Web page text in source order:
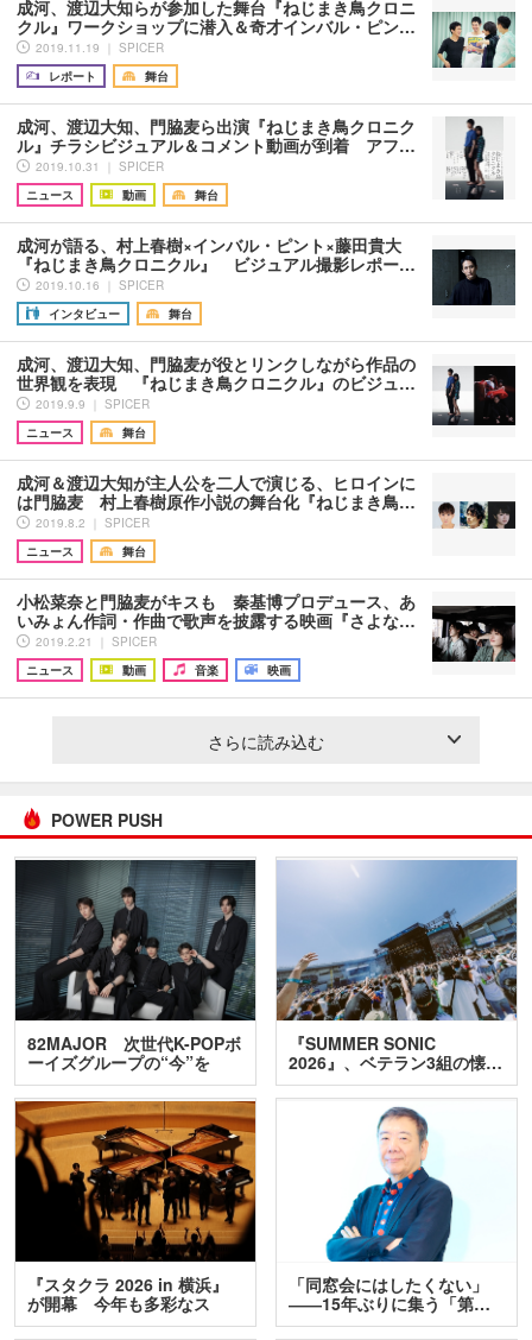
成河、渡辺大知らが参加した舞台『ねじまき鳥クロニ
クル』ワークショップに潜入＆奇才インバル・ピン…
2019.11.19 ｜ SPICER
レポート
舞台
成河、渡辺大知、門脇麦ら出演『ねじまき鳥クロニク
ル』チラシビジュアル＆コメント動画が到着 アフ…
2019.10.31 ｜ SPICER
ニュース
動画 舞台
成河が語る、村上春樹×インバル・ピント×藤田貴大
『ねじまき鳥クロニクル』 ビジュアル撮影レポー…
2019.10.16 ｜ SPICER
インタビュー
舞台
成河、渡辺大知、門脇麦が役とリンクしながら作品の
世界観を表現 『ねじまき鳥クロニクル』のビジュ…
2019.9.9 ｜ SPICER
ニュース
舞台
成河＆渡辺大知が主人公を二人で演じる、ヒロインに
は門脇麦 村上春樹原作小説の舞台化『ねじまき鳥…
2019.8.2 ｜ SPICER
ニュース
舞台
小松菜奈と門脇麦がキスも 秦基博プロデュース、あ
いみょん作詞・作曲で歌声を披露する映画『さよな…
2019.2.21 ｜ SPICER
ニュース
動画 音楽 映画
さらに読み込む
POWER PUSH
82MAJOR 次世代K-POPボ
ーイズグループの“今”を
訊…
『SUMMER SONIC
2026』、ベテラン3組の懐…
『スタクラ 2026 in 横浜』
が開幕 今年も多彩なス
テ…
「同窓会にはしたくない」
――15年ぶりに集う「第…